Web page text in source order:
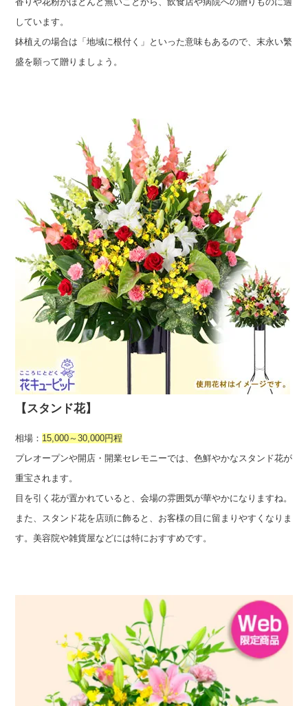
しています。
鉢植えの場合は「地域に根付く」といった意味もあるので、末永い繁
盛を願って贈りましょう。
【スタンド花】
相場： 15,000～30,000円程
プレオープンや開店・開業セレモニーでは、色鮮やかなスタンド花が
重宝されます。
目を引く花が置かれていると、会場の雰囲気が華やかになりますね。
また、スタンド花を店頭に飾ると、お客様の目に留まりやすくなりま
す。美容院や雑貨屋などには特におすすめです。